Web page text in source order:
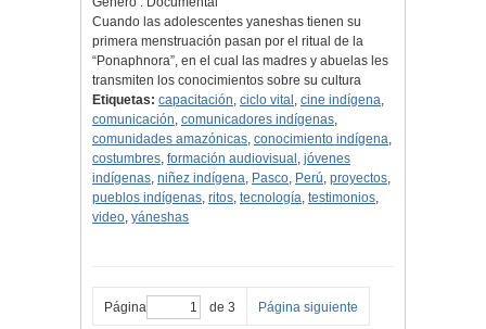
Cuando las adolescentes yaneshas tienen su
primera menstruación pasan por el ritual de la
“Ponaphnora”, en el cual las madres y abuelas les
transmiten los conocimientos sobre su cultura
Etiquetas: capacitación, ciclo vital , cine indígena,
comunicación, comunicadores indígenas,
comunidades amazónicas, conocimiento indígena,
costumbres, formación audiovisual , jóvenes
indígenas, niñez indígena, Pasco, Perú, proyectos,
pueblos indígenas, ritos, tecnología, testimonios,
video, yáneshas
Página de 3 Página siguiente